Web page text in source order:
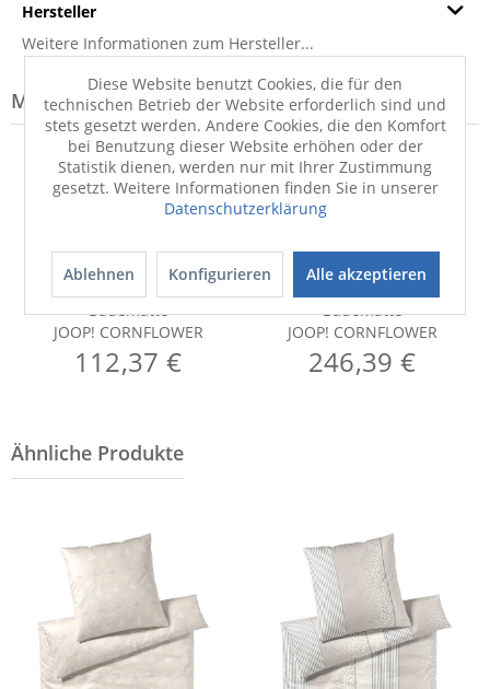
Hersteller
Weitere Informationen zum Hersteller...
Modell-Familie: CORNFLOWER
Badematte
JOOP! CORNFLOWER
112,37 €
Badematte
JOOP! CORNFLOWER
246,39 €
Diese Website benutzt Cookies, die für den
technischen Betrieb der Website erforderlich sind und
stets gesetzt werden. Andere Cookies, die den Komfort
bei Benutzung dieser Website erhöhen oder der
Statistik dienen, werden nur mit Ihrer Zustimmung
gesetzt. Weitere Informationen finden Sie in unserer
Datenschutzerklärung
Ablehnen Konfigurieren Alle akzeptieren